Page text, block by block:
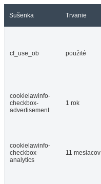
Sušenka Trvanie
cf_use_ob použité
cookielawinfo-
checkbox-
advertisement
1 rok
cookielawinfo-
checkbox-
analytics
11 mesiacov